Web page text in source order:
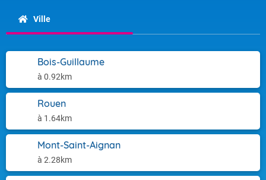
Ville
Bois-Guillaume
à 0.92km
Rouen
à 1.64km
Mont-Saint-Aignan
à 2.28km